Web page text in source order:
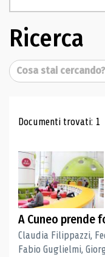
Ricerca
Cerca
Risultati
Documenti trovati: 1
A Cuneo prende
Claudia Filippazzi,
Fabio Guglielmi,